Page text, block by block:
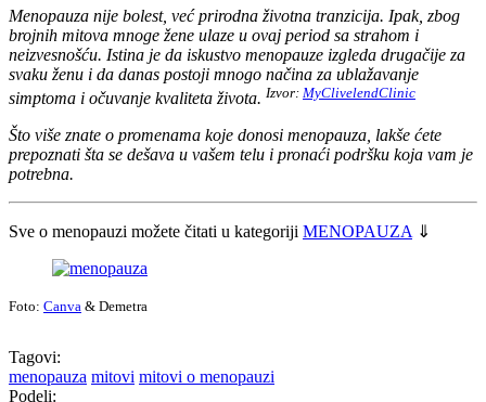
Menopauza nije bolest, već prirodna životna tranzicija. Ipak, zbog
brojnih mitova mnoge žene ulaze u ovaj period sa strahom i
neizvesnošću. Istina je da iskustvo menopauze izgleda drugačije za
svaku ženu i da danas postoji mnogo načina za ublažavanje
simptoma i očuvanje kvaliteta života. Izvor: MyClivelendClinic
Što više znate o promenama koje donosi menopauza, lakše ćete
prepoznati šta se dešava u vašem telu i pronaći podršku koja vam je
potrebna.
Sve o menopauzi možete čitati u kategoriji MENOPAUZA⇓
Foto: Canva & Demetra
Tagovi:
menopauza mitovi mitovi o menopauzi
Podeli: